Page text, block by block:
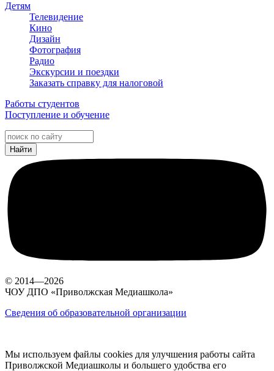
Детям
Телевидение
Кино
Дизайн
Фотография
Радио
Экскурсии и поездки
Заказать справку для налоговой
Работы студентов
Поступление и обучение
© 2014—2026
ЧОУ ДПО «Приволжская Медиашкола»
Сведения об образовательной организации
Мы используем файлы cookies для улучшения работы сайта
Приволжской Медиашколы и большего удобства его